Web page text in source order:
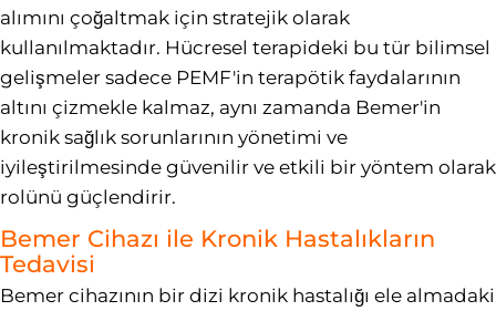
alımını çoğaltmak için stratejik olarak
kullanılmaktadır. Hücresel terapideki bu tür bilimsel
gelişmeler sadece PEMF'in terapötik faydalarının
altını çizmekle kalmaz, aynı zamanda Bemer'in
kronik sağlık sorunlarının yönetimi ve
iyileştirilmesinde güvenilir ve etkili bir yöntem olarak
rolünü güçlendirir.
Bemer Cihazı ile Kronik Hastalıkların
Tedavisi
Bemer cihazının bir dizi kronik hastalığı ele almadaki